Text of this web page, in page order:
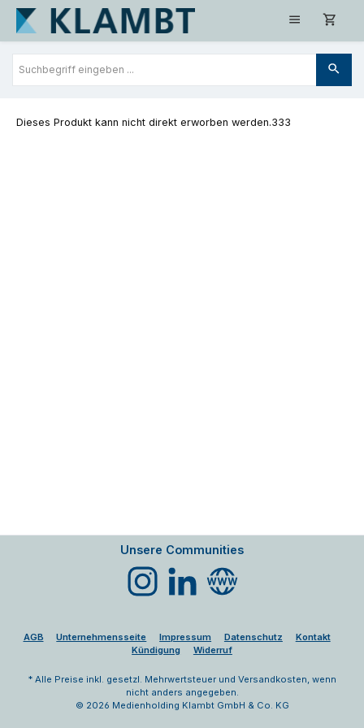
Zum Hauptinhalt springen
Dieses Produkt kann nicht direkt erworben werden.333
Unsere Communities
Instagram LinkedIn Website
AGB Unternehmensseite Impressum Datenschutz
Kontakt
Kündigung
Widerruf
* Alle Preise inkl. gesetzl. Mehrwertsteuer und Versandkosten, wenn
nicht anders angegeben.
© 2026 Medienholding Klambt GmbH & Co. KG